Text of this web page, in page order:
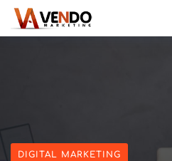
DIGITAL MARKETING